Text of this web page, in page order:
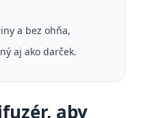
a bez ohňa,
aj ako darček.
aby